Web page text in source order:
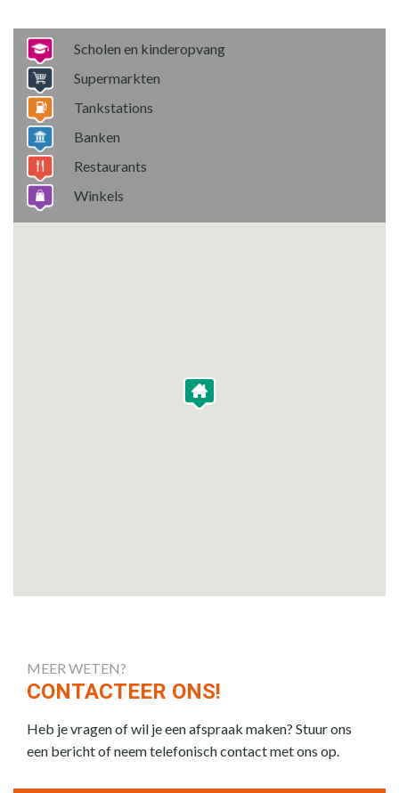
Scholen en kinderopvang
Supermarkten
Tankstations
Banken
Restaurants
Winkels
MEER WETEN?
CONTACTEER ONS!
Heb je vragen of wil je een afspraak maken? Stuur ons
een bericht of neem telefonisch contact met ons op.